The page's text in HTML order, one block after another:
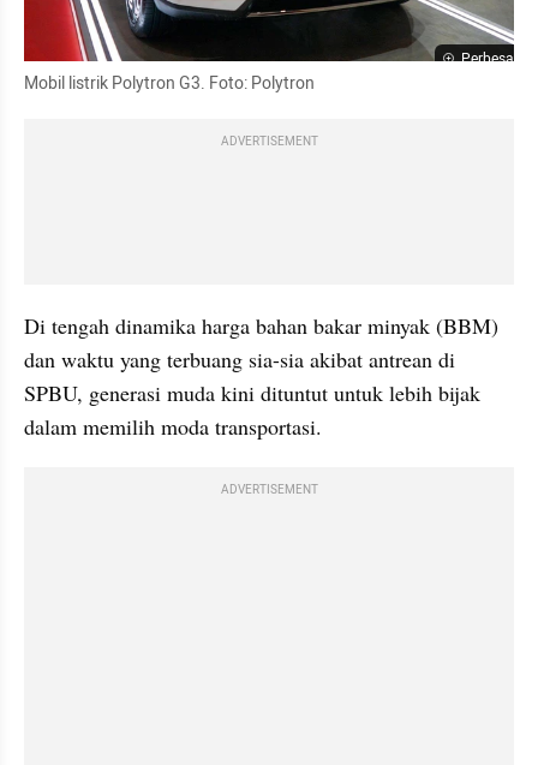
Perbesar
Mobil listrik Polytron G3. Foto: Polytron
ADVERTISEMENT
Di tengah dinamika harga bahan bakar minyak (BBM)
dan waktu yang terbuang sia-sia akibat antrean di
SPBU, generasi muda kini dituntut untuk lebih bijak
dalam memilih moda transportasi.
ADVERTISEMENT